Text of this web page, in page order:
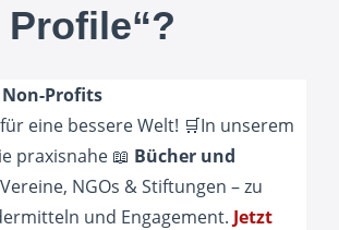
Profits
eine bessere Welt! 🛒In unserem
praxisnahe 📖 Bücher und
NGOs & Stiftungen – zu
und Engagement. Jetzt